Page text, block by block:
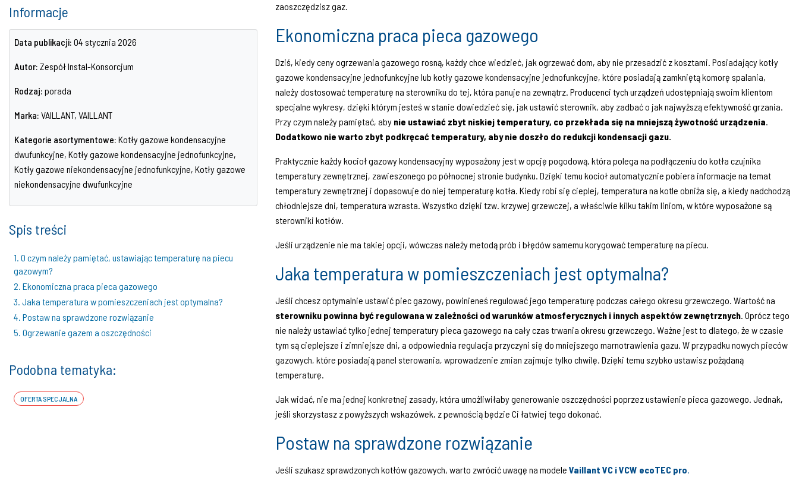
Informacje
Data publikacji: 04 stycznia 2026
Autor: Zespół Instal-Konsorcjum
Rodzaj: porada
Marka: VAILLANT, VAILLANT
Kategorie asortymentowe: Kotły gazowe kondensacyjne
dwufunkcyjne, Kotły gazowe kondensacyjne jednofunkcyjne,
Kotły gazowe niekondensacyjne jednofunkcyjne, Kotły gazowe
niekondensacyjne dwufunkcyjne
Spis treści
1. O czym należy pamiętać, ustawiając temperaturę na piecu
gazowym?
2. Ekonomiczna praca pieca gazowego
3. Jaka temperatura w pomieszczeniach jest optymalna?
4. Postaw na sprawdzone rozwiązanie
5. Ogrzewanie gazem a oszczędności
Podobna tematyka:
OFERTA SPECJALNA
zaoszczędzisz gaz.
Ekonomiczna praca pieca gazowego
Dziś, kiedy ceny ogrzewania gazowego rosną, każdy chce wiedzieć, jak ogrzewać dom, aby nie przesadzić z kosztami. Posiadający kotły
gazowe kondensacyjne jednofunkcyjne lub kotły gazowe kondensacyjne jednofunkcyjne, które posiadają zamkniętą komorę spalania,
należy dostosować temperaturę na sterowniku do tej, która panuje na zewnątrz. Producenci tych urządzeń udostępniają swoim klientom
specjalne wykresy, dzięki którym jesteś w stanie dowiedzieć się, jak ustawić sterownik, aby zadbać o jak najwyższą efektywność grzania.
Przy czym należy pamiętać, aby nie ustawiać zbyt niskiej temperatury, co przekłada się na mniejszą żywotność urządzenia.
Dodatkowo nie warto zbyt podkręcać temperatury, aby nie doszło do redukcji kondensacji gazu.
Praktycznie każdy kocioł gazowy kondensacyjny wyposażony jest w opcję pogodową, która polega na podłączeniu do kotła czujnika
temperatury zewnętrznej, zawieszonego po północnej stronie budynku. Dzięki temu kocioł automatycznie pobiera informacje na temat
temperatury zewnętrznej i dopasowuje do niej temperaturę kotła. Kiedy robi się cieplej, temperatura na kotle obniża się, a kiedy nadchodzą
chłodniejsze dni, temperatura wzrasta. Wszystko dzięki tzw. krzywej grzewczej, a właściwie kilku takim liniom, w które wyposażone są
sterowniki kotłów.
Jeśli urządzenie nie ma takiej opcji, wówczas należy metodą prób i błędów samemu korygować temperaturę na piecu.
Jaka temperatura w pomieszczeniach jest optymalna?
Jeśli chcesz optymalnie ustawić piec gazowy, powinieneś regulować jego temperaturę podczas całego okresu grzewczego. Wartość na
sterowniku powinna być regulowana w zależności od warunków atmosferycznych i innych aspektów zewnętrznych. Oprócz tego
nie należy ustawiać tylko jednej temperatury pieca gazowego na cały czas trwania okresu grzewczego. Ważne jest to dlatego, że w czasie
tym są cieplejsze i zimniejsze dni, a odpowiednia regulacja przyczyni się do mniejszego marnotrawienia gazu. W przypadku nowych pieców
gazowych, które posiadają panel sterowania, wprowadzenie zmian zajmuje tylko chwilę. Dzięki temu szybko ustawisz pożądaną
temperaturę.
Jak widać, nie ma jednej konkretnej zasady, która umożliwiłaby generowanie oszczędności poprzez ustawienie pieca gazowego. Jednak,
jeśli skorzystasz z powyższych wskazówek, z pewnością będzie Ci łatwiej tego dokonać.
Postaw na sprawdzone rozwiązanie
Jeśli szukasz sprawdzonych kotłów gazowych, warto zwrócić uwagę na modele Vaillant VC i VCW ecoTEC pro.